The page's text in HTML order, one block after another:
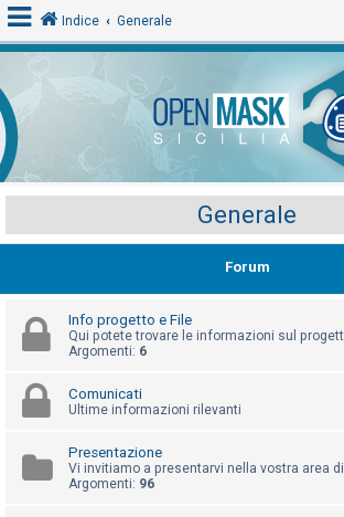
o
g
i
A
g
m
n
t
Indice Generale
Generale
Forum
Info progetto e File
Qui potete trovare le informazioni sul
Argomenti: 6
Comunicati
Ultime informazioni rilevanti
Presentazione
Vi invitiamo a presentarvi nella vostra area
Argomenti: 96